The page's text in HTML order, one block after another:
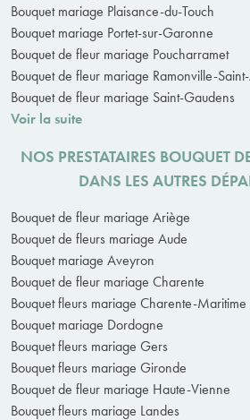
Bouquet mariage Plaisance-du-Touch
Bouquet mariage Portet-sur-Garonne
Bouquet de fleur mariage Poucharramet
Bouquet de fleur mariage Ramonville-
Bouquet de fleur mariage Saint-Gaudens
Voir la suite
NOS PRESTATAIRES BOUQUET
DANS LES AUTRES
Bouquet de fleur mariage Ariège
Bouquet de fleurs mariage Aude
Bouquet mariage Aveyron
Bouquet de fleur mariage Charente
Bouquet fleurs mariage Charente-Maritime
Bouquet mariage Dordogne
Bouquet fleurs mariage Gers
Bouquet fleurs mariage Gironde
Bouquet de fleur mariage Haute-Vienne
Bouquet fleurs mariage Landes